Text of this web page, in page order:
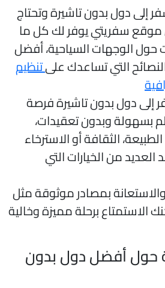
دول بدون تاشيرة وتحتاج
سفريتي يوفر لك كل ما
الوجهات السياحية، أفضل
التي تساعدك علىتنظيم
دول بدون تاشيرة فرصة
وبدون تعقيدات،
الثقافة أو الاسترخاء
من الخيارات التي
بمصادر موثوقة مثل
برحلة مميزة وخالية
حول أفضل دول بدون